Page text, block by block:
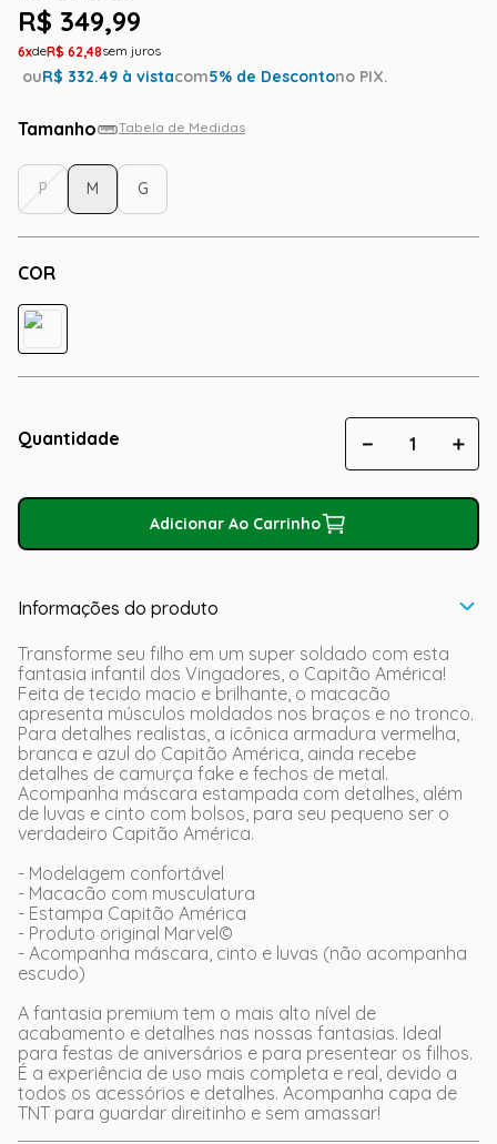
R$ 349,99
6 R$ 62,48
ouR$ 332.49 à vistacom5% de Descontono PIX.
Tamanho Tabela de Medidas
COR
P M G
Quantidade ＋
－
Adicionar Ao Carrinho
Informações do produto
Transforme seu filho em um super soldado com esta
fantasia infantil dos Vingadores, o Capitão América!
Feita de tecido macio e brilhante, o macacão
apresenta músculos moldados nos braços e no tronco.
Para detalhes realistas, a icônica armadura vermelha,
branca e azul do Capitão América, ainda recebe
detalhes de camurça fake e fechos de metal.
Acompanha máscara estampada com detalhes, além
de luvas e cinto com bolsos, para seu pequeno ser o
verdadeiro Capitão América.
- Modelagem confortável
- Macacão com musculatura
- Estampa Capitão América
- Produto original Marvel©
- Acompanha máscara, cinto e luvas (não acompanha
escudo)
A fantasia premium tem o mais alto nível de
acabamento e detalhes nas nossas fantasias. Ideal
para festas de aniversários e para presentear os filhos.
É a experiência de uso mais completa e real, devido a
todos os acessórios e detalhes. Acompanha capa de
TNT para guardar direitinho e sem amassar!